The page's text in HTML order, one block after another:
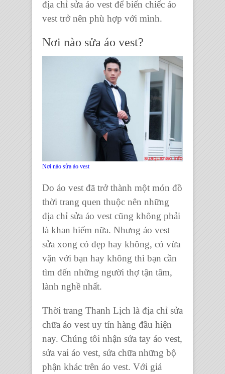
địa chỉ sửa áo vest để biến chiếc áo
vest trở nên phù hợp với mình.
Nơi nào sửa áo vest?
Nơi nào sửa áo vest
Do áo vest đã trở thành một món đồ
thời trang quen thuộc nên những
địa chỉ sửa áo vest cũng không phải
là khan hiếm nữa. Nhưng áo vest
sửa xong có đẹp hay không, có vừa
vặn với bạn hay không thì bạn cần
tìm đến những người thợ tận tâm,
lành nghề nhất.
Thời trang Thanh Lịch là địa chỉ sửa
chữa áo vest uy tín hàng đầu hiện
nay. Chúng tôi nhận sửa tay áo vest,
sửa vai áo vest, sửa chữa những bộ
phận khác trên áo vest. Với giá